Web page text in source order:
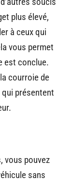
plus élevé,
à ceux qui
vous permet
est conclue.
courroie de
présentent
vous pouvez
sans